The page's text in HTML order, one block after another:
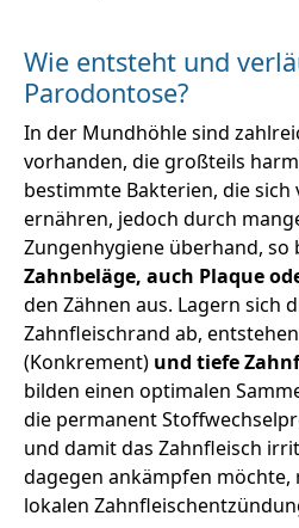
Wie entsteht und
Parodontose?
In der Mundhöhle sind
vorhanden, die großteils
bestimmte Bakterien, die sich
ernähren, jedoch durch
Zungenhygiene überhand, so
Zahnbeläge, auch Plaque
den Zähnen aus. Lagern sich
Zahnfleischrand ab,
(Konkrement) und tiefe
bilden einen optimalen
die permanent
und damit das Zahnfleisch
dagegen ankämpfen
lokalen